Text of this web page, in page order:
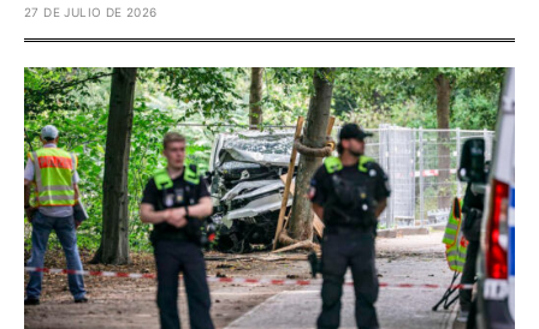
27 DE JULIO DE 2026